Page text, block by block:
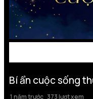
Bí ẩn cuộc sống
1 năm trước 373 lượt xem